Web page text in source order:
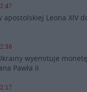
apostolskiej Leona XIV
wyemituje monetę
Pawła II